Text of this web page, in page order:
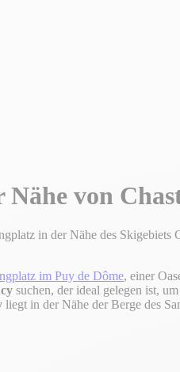
von
in der Nähe des Skigebiets
im Puy de Dôme, einer
suchen, der ideal gelegen ist,
liegt in der Nähe der Berge des